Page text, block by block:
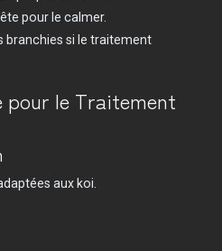
pour le calmer.
branchies si le traitement
pour le Traitement
aux koi.